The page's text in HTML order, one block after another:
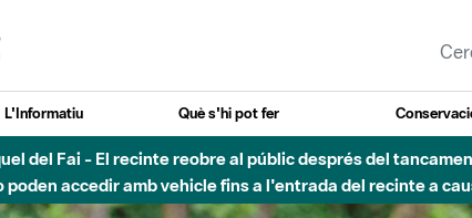
L'Informatiu Què s'hi pot fer
del Fai - El recinte reobre al públic després del
accedir amb vehicle fins a l'entrada del recinte a